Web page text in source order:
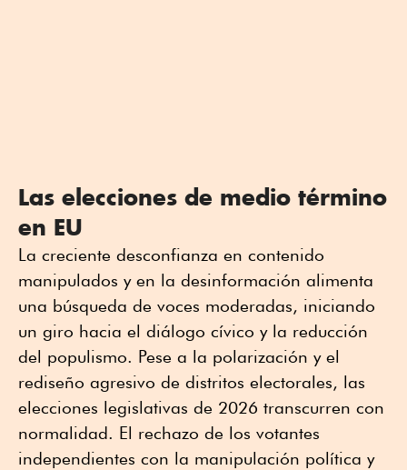
Las elecciones de medio término
en EU
La creciente desconfianza en contenido
manipulados y en la desinformación alimenta
una búsqueda de voces moderadas, iniciando
un giro hacia el diálogo cívico y la reducción
del populismo. Pese a la polarización y el
rediseño agresivo de distritos electorales, las
elecciones legislativas de 2026 transcurren con
normalidad. El rechazo de los votantes
independientes con la manipulación política y